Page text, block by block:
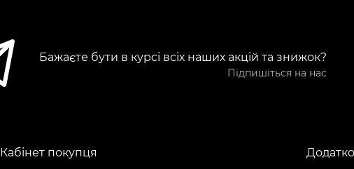
Бажаєте бути в курсі всіх наших акцій та знижок?
Підпишіться на нас
Кабінет покупця